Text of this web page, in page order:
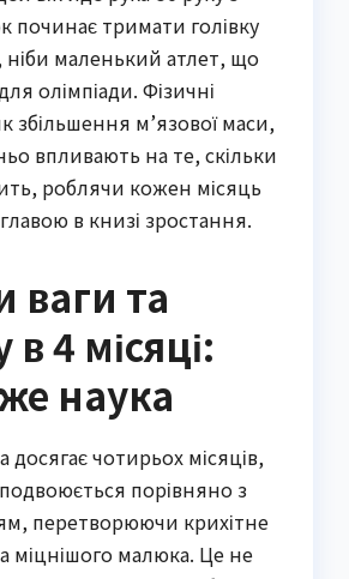
починає тримати голівку
ніби маленький атлет, що
олімпіади. Фізичні
збільшення м’язової маси,
впливають на те, скільки
роблячи кожен місяць
в книзі зростання.
ваги та
в 4 місяці:
наука
чотирьох місяців,
подвоюється порівняно з
перетворюючи крихітне
міцнішого малюка. Це не